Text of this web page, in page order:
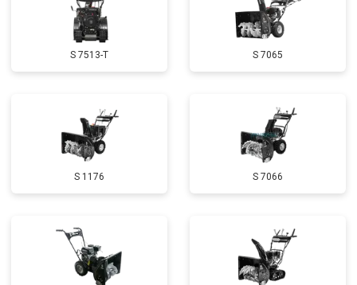
Регулировка зазоров клапанов от 2800 ₽ Заказать
Замена свечей зажигания от 1820 ₽
Демонтаж-монтаж двигателя от 6400 ₽ Заказать
Ремонт сцепления Заказать
Установка комплекта прокладок
двигателя
от 5500 ₽ Заказать
двигателя и редуктора
от 2500 ₽
Чистка бака от 2750 ₽ Заказать
Чистка карбюратора от 3780 ₽ Заказать
S 7513-T S 7065
S 1176 S 7066